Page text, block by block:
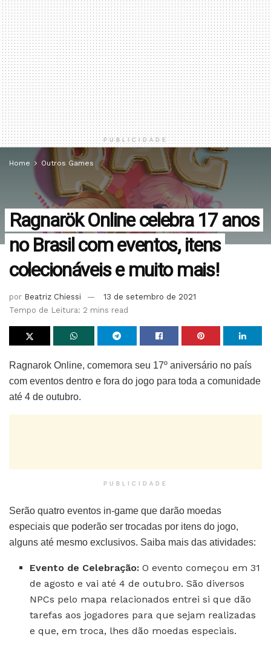
PUBLICIDADE
Home Outros Games
Ragnarök Online celebra 17 anos
no Brasil com eventos, itens
colecionáveis e muito mais!
por Beatriz Chiessi
13 de setembro de 2021
Tempo de Leitura: 2 mins read
Ragnarok Online, comemora seu 17º aniversário no país
com eventos dentro e fora do jogo para toda a comunidade
até 4 de outubro.
PUBLICIDADE
Serão quatro eventos in-game que darão moedas
especiais que poderão ser trocadas por itens do jogo,
alguns até mesmo exclusivos. Saiba mais das atividades:
Evento de Celebração:O evento começou em 31
de agosto e vai até 4 de outubro. São diversos
NPCs pelo mapa relacionados entrei si que dão
tarefas aos jogadores para que sejam realizadas
e que, em troca, lhes dão moedas especiais.